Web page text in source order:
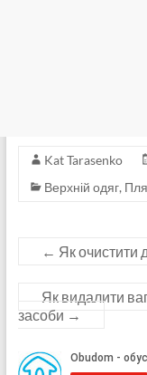
Kat Tarasenko
Верхній одяг,
← Як очистити
Як видалити
засоби →